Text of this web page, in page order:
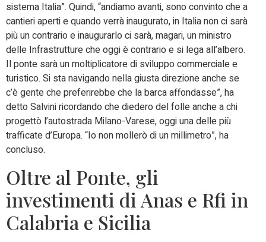
sistema Italia”. Quindi, “andiamo avanti, sono convinto che a
cantieri aperti e quando verrà inaugurato, in Italia non ci sarà
più un contrario e inaugurarlo ci sarà, magari, un ministro
delle Infrastrutture che oggi è contrario e si lega all’albero.
Il ponte sarà un moltiplicatore di sviluppo commerciale e
turistico. Si sta navigando nella giusta direzione anche se
c’è gente che preferirebbe che la barca affondasse”, ha
detto Salvini ricordando che diedero del folle anche a chi
progettò l’autostrada Milano-Varese, oggi una delle più
trafficate d’Europa. “Io non mollerò di un millimetro”, ha
concluso.
Oltre al Ponte, gli
investimenti di Anas e Rfi in
Calabria e Sicilia